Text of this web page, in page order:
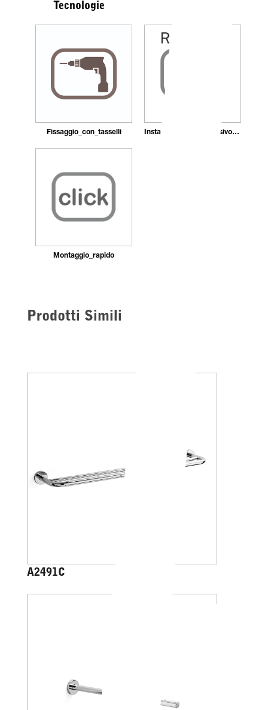
Tecnologie
Fissaggio_con_tasselli Installazione_con_adesivo_in_pasta
Montaggio_rapido
Prodotti Simili
A2491C